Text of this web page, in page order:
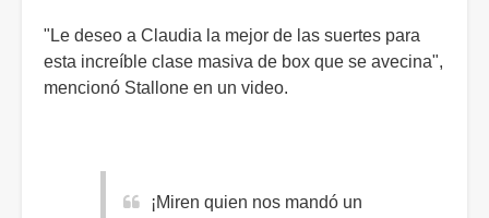
"Le deseo a Claudia la mejor de las suertes para
esta increíble clase masiva de box que se avecina",
mencionó Stallone en un video.
¡Miren quien nos mandó un